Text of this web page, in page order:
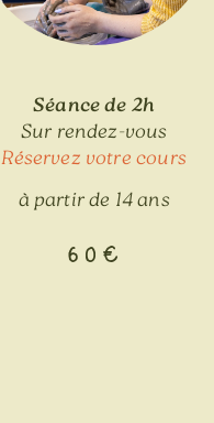
Séance de 2h
Sur rendez-vous
Réservez votre cours
à partir de 14 ans
60€